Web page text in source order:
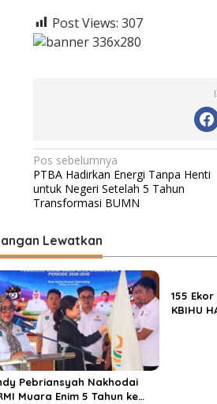
E
k
o
k
a
l
Post Views: 307
N
a
v
g
a
s
i
p
o
s
Pos sebelumnya
PTBA Hadirkan Energi Tanpa Henti
untuk Negeri Setelah 5 Tahun
Transformasi BUMN
Lewatkan
Pebriansyah Nakhodai
Muara Enim 5 Tahun ke
155
KBIHU